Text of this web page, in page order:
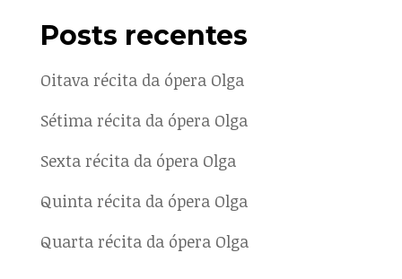
Posts recentes
Oitava récita da ópera Olga
Sétima récita da ópera Olga
Sexta récita da ópera Olga
Quinta récita da ópera Olga
Quarta récita da ópera Olga